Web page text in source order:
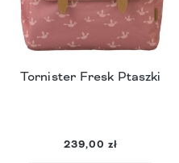
Tornister Fresk Ptaszki
239,00 zł